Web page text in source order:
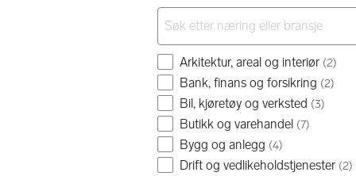
Arkitektur, areal og interiør (2)
Bank, finans og forsikring (2)
Bil, kjøretøy og verksted (3)
Butikk og varehandel (7)
Bygg og anlegg (4)
Drift og vedlikeholdstjenester (2)